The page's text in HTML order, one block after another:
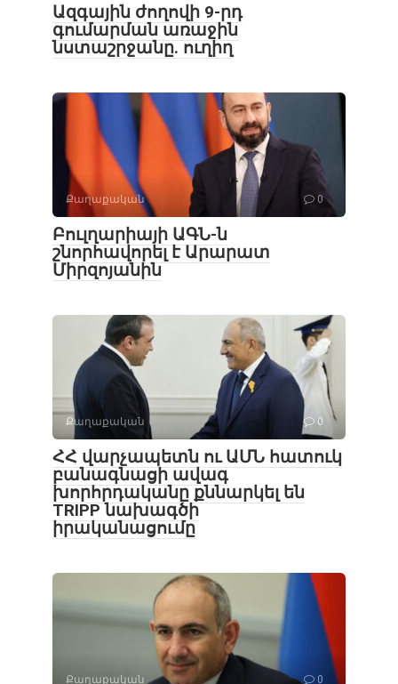
Ազգային ժողովի 9-րդ
գումարման առաջին
նստաշրջանը. ուղիղ
Քաղաքական 0
Բուլղարիայի ԱԳՆ-ն
շնորհավորել է Արարատ
Միրզոյանին
Քաղաքական 0
ՀՀ վարչապետն ու ԱՄՆ հատուկ
բանագնացի ավագ
խորհրդականը քննարկել են
TRIPP նախագծի
իրականացումը
Քաղաքական 0